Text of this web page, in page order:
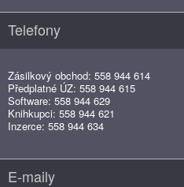
Telefony
Zásilkový obchod: 558 944 614
Předplatné ÚZ: 558 944 615
Software: 558 944 629
Knihkupci: 558 944 621
Inzerce: 558 944 634
E-maily